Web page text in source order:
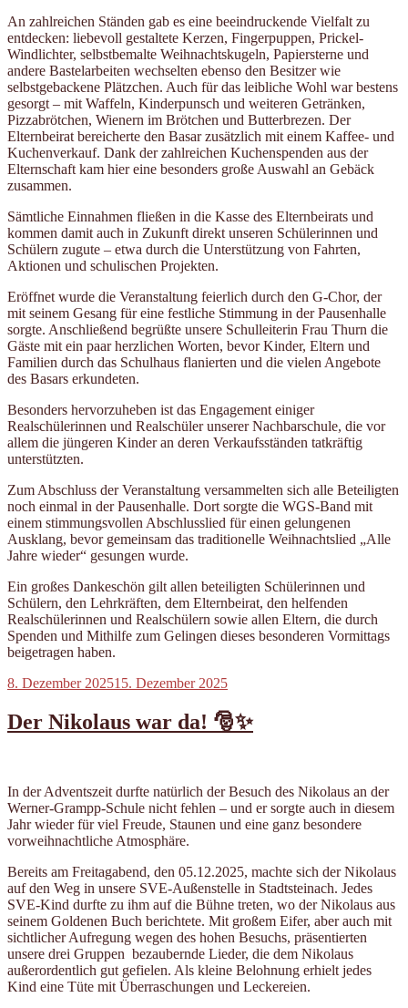
An zahlreichen Ständen gab es eine beeindruckende Vielfalt zu
entdecken: liebevoll gestaltete Kerzen, Fingerpuppen, Prickel-
Windlichter, selbstbemalte Weihnachtskugeln, Papiersterne und
andere Bastelarbeiten wechselten ebenso den Besitzer wie
selbstgebackene Plätzchen. Auch für das leibliche Wohl war bestens
gesorgt – mit Waffeln, Kinderpunsch und weiteren Getränken,
Pizzabrötchen, Wienern im Brötchen und Butterbrezen. Der
Elternbeirat bereicherte den Basar zusätzlich mit einem Kaffee- und
Kuchenverkauf. Dank der zahlreichen Kuchenspenden aus der
Elternschaft kam hier eine besonders große Auswahl an Gebäck
zusammen.
Sämtliche Einnahmen fließen in die Kasse des Elternbeirats und
kommen damit auch in Zukunft direkt unseren Schülerinnen und
Schülern zugute – etwa durch die Unterstützung von Fahrten,
Aktionen und schulischen Projekten.
Eröffnet wurde die Veranstaltung feierlich durch den G-Chor, der
mit seinem Gesang für eine festliche Stimmung in der Pausenhalle
sorgte. Anschließend begrüßte unsere Schulleiterin Frau Thurn die
Gäste mit ein paar herzlichen Worten, bevor Kinder, Eltern und
Familien durch das Schulhaus flanierten und die vielen Angebote
des Basars erkundeten.
Besonders hervorzuheben ist das Engagement einiger
Realschülerinnen und Realschüler unserer Nachbarschule, die vor
allem die jüngeren Kinder an deren Verkaufsständen tatkräftig
unterstützten.
Zum Abschluss der Veranstaltung versammelten sich alle Beteiligten
noch einmal in der Pausenhalle. Dort sorgte die WGS-Band mit
einem stimmungsvollen Abschlusslied für einen gelungenen
Ausklang, bevor gemeinsam das traditionelle Weihnachtslied „Alle
Jahre wieder“ gesungen wurde.
Ein großes Dankeschön gilt allen beteiligten Schülerinnen und
Schülern, den Lehrkräften, dem Elternbeirat, den helfenden
Realschülerinnen und Realschülern sowie allen Eltern, die durch
Spenden und Mithilfe zum Gelingen dieses besonderen Vormittags
beigetragen haben.
Veröffentlicht
8. Dezember 202515. Dezember 2025
Der Nikolaus war da! 🎅✨
In der Adventszeit durfte natürlich der Besuch des Nikolaus an der
Werner-Grampp-Schule nicht fehlen – und er sorgte auch in diesem
Jahr wieder für viel Freude, Staunen und eine ganz besondere
vorweihnachtliche Atmosphäre.
Bereits am Freitagabend, den 05.12.2025, machte sich der Nikolaus
auf den Weg in unsere SVE-Außenstelle in Stadtsteinach. Jedes
SVE-Kind durfte zu ihm auf die Bühne treten, wo der Nikolaus aus
seinem Goldenen Buch berichtete. Mit großem Eifer, aber auch mit
sichtlicher Aufregung wegen des hohen Besuchs, präsentierten
unsere drei Gruppen bezaubernde Lieder, die dem Nikolaus
außerordentlich gut gefielen. Als kleine Belohnung erhielt jedes
Kind eine Tüte mit Überraschungen und Leckereien.